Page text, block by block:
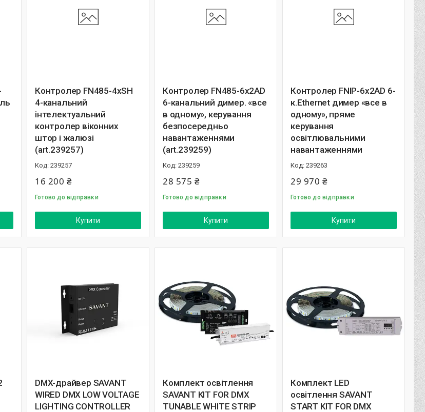
Контролер FN485-4xSH
4-канальний
інтелектуальний
контролер віконних
штор і жалюзі
(art.239257)
239257
16 200 ₴
Готово до відправки
Купити
Контролер FN485-6x2AD
6-канальний димер. «все
в одному», керування
безпосередньо
навантаженнями
(art.239259)
239259
28 575 ₴
Готово до відправки
Купити
Контролер FNIP-6x2AD 6-
к.Ethernet димер «все в
одному», пряме
керування
освітлювальними
навантаженнями
239263
29 970 ₴
Готово до відправки
Купити
DMX-драйвер SAVANT
WIRED DMX LOW VOLTAGE
LIGHTING CONTROLLER
Комплект освітлення
SAVANT KIT FOR DMX
TUNABLE WHITE STRIP
Комплект LED
освітлення SAVANT
START KIT FOR DMX